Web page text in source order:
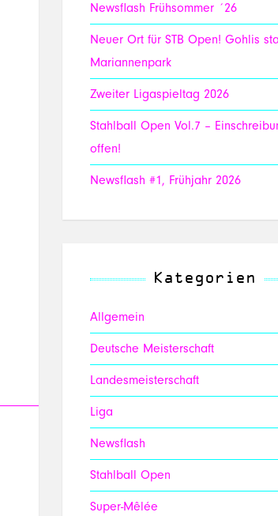
Newsflash Frühsommer ´26
Neuer Ort für STB Open! Gohlis
Mariannenpark
Zweiter Ligaspieltag 2026
Stahlball Open Vol.7 –
offen!
Newsflash #1, Frühjahr 2026
Kategorien
Allgemein
Deutsche Meisterschaft
Landesmeisterschaft
Liga
Newsflash
Stahlball Open
Super-Mêlée